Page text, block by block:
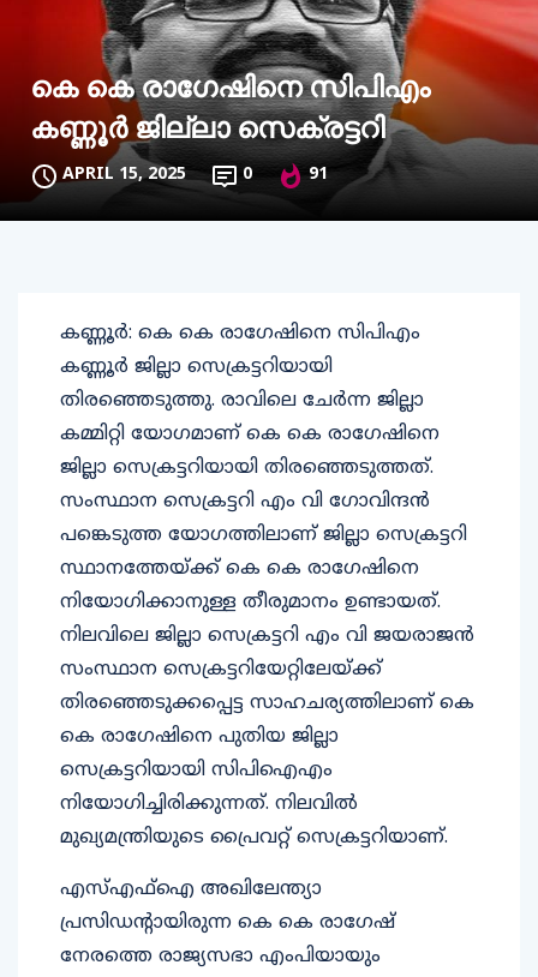
കെ കെ രാഗേഷിനെ സിപിഎം
കണ്ണൂര്‍ ജില്ലാ സെക്രട്ടറി
APRIL 15, 2025 0 91
കണ്ണൂര്‍: കെ കെ രാഗേഷിനെ സിപിഎം
കണ്ണൂര്‍ ജില്ലാ സെക്രട്ടറിയായി
തിരഞ്ഞെടുത്തു. രാവിലെ ചേര്‍ന്ന ജില്ലാ
കമ്മിറ്റി യോഗമാണ് കെ കെ രാഗേഷിനെ
ജില്ലാ സെക്രട്ടറിയായി തിരഞ്ഞെടുത്തത്.
സംസ്ഥാന സെക്രട്ടറി എം വി ഗോവിന്ദന്‍
പങ്കെടുത്ത യോഗത്തിലാണ് ജില്ലാ സെക്രട്ടറി
സ്ഥാനത്തേയ്ക്ക് കെ കെ രാഗേഷിനെ
നിയോഗിക്കാനുള്ള തീരുമാനം ഉണ്ടായത്.
നിലവിലെ ജില്ലാ സെക്രട്ടറി എം വി ജയരാജന്‍
സംസ്ഥാന സെക്രട്ടറിയേറ്റിലേയ്ക്ക്
തിരഞ്ഞെടുക്കപ്പെട്ട സാഹചര്യത്തിലാണ് കെ
കെ രാഗേഷിനെ പുതിയ ജില്ലാ
സെക്രട്ടറിയായി സിപിഐഎം
നിയോഗിച്ചിരിക്കുന്നത്. നിലവില്‍
മുഖ്യമന്ത്രിയുടെ പ്രൈവറ്റ് സെക്രട്ടറിയാണ്.
എസ്എഫ്‌ഐ അഖിലേന്ത്യാ
പ്രസിഡന്റായിരുന്ന കെ കെ രാഗേഷ്
നേരത്തെ രാജ്യസഭാ എംപിയായും